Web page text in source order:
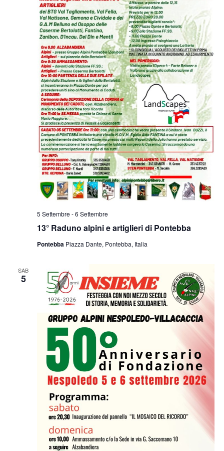
13° Raduno alpini e artiglieri di Pontebba
5 Settembre -6 Settembre
Pontebba Piazza Dante, Pontebba, Italia
SAB
5